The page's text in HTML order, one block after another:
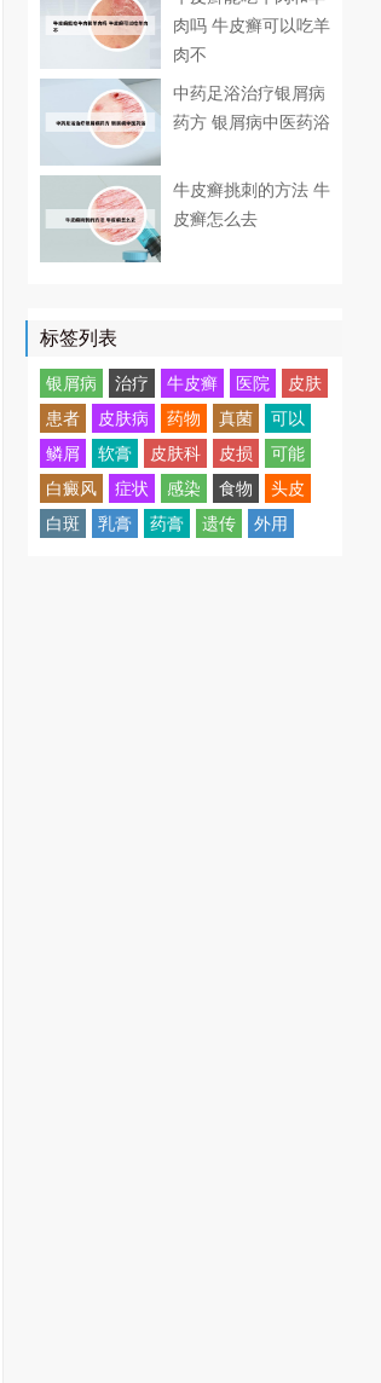
肉吗 牛皮癣可以吃羊
肉不
中药足浴治疗银屑病
药方 银屑病中医药浴
牛皮癣挑刺的方法 牛
皮癣怎么去
标签列表
银屑病 治疗 牛皮癣 医院
皮肤
患者
皮肤病 药物 真菌
可以
鳞屑
软膏 皮肤科 皮损
可能
白癜风
症状 感染 食物
头皮
白斑
乳膏 药膏 遗传 外用